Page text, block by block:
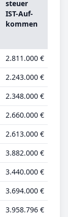
steu­er
IST-­Auf­
kom­men
2.811.000 €
2.243.000 €
2.348.000 €
2.660.000 €
2.613.000 €
3.882.000 €
3.440.000 €
3.694.000 €
3.958.796 €